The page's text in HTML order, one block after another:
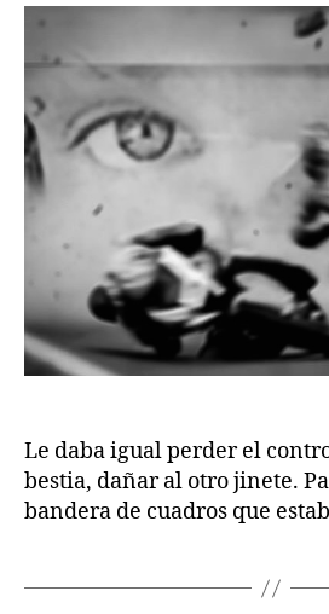
publicación
Le daba igual perder el
bestia, dañar al otro jinete.
bandera de cuadros que